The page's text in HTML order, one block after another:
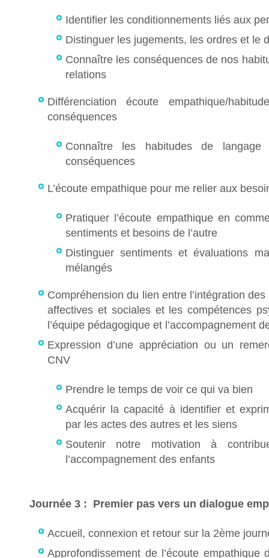
Identifier les conditionnements liés aux
Distinguer les jugements, les ordres et le
Connaître les conséquences de nos
relations
Différenciation écoute empathique/
conséquences
Connaître les habitudes de
conséquences
L’écoute empathique pour me relier aux
Pratiquer l’écoute empathique en
sentiments et besoins de l’autre
Distinguer sentiments et évaluations
mélangés
Compréhension du lien entre l’intégration
affectives et sociales et les compétences
l’équipe pédagogique et l’accompagnement
Expression d’une appréciation ou un
CNV
Prendre le temps de voir ce qui va bien
Acquérir la capacité à identifier et
par les actes des autres et les siens
Soutenir notre motivation à
l’accompagnement des enfants
Journée 3 : Premier pas vers un dialogue
Accueil, connexion et retour sur la 2ème
Approfondissement de l’écoute empathique